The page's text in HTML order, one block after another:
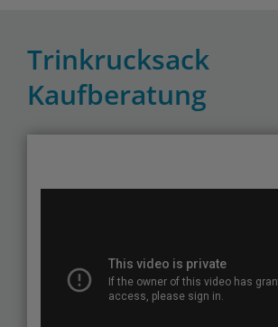
Trinkrucksack
Kaufberatung